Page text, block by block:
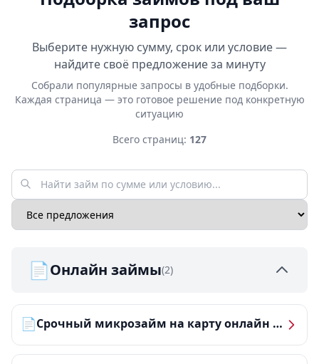
запрос
Выберите нужную сумму, срок или условие —
найдите своё предложение за минуту
Собрали популярные запросы в удобные подборки.
Каждая страница — это готовое решение под конкретную
ситуацию
Всего страниц: 127
📄Онлайн займы(2)
📄 Срочный микрозайм на карту онлайн — получить деньги за 5 минут